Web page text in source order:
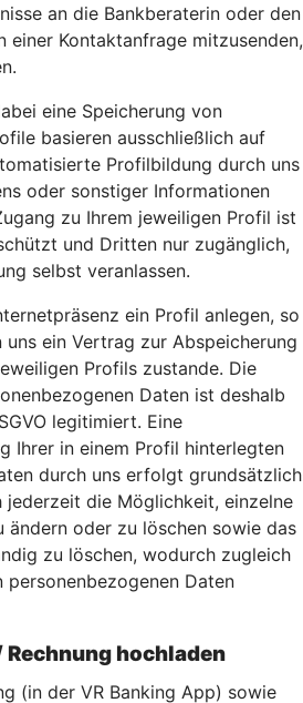
an die Bankberaterin oder den
einer Kontaktanfrage mitzusenden,
eine Speicherung von
basieren ausschließlich auf
Profilbildung durch uns
oder sonstiger Informationen
zu Ihrem jeweiligen Profil ist
und Dritten nur zugänglich,
selbst veranlassen.
ein Profil anlegen, so
ein Vertrag zur Abspeicherung
Profils zustande. Die
Daten ist deshalb
legitimiert. Eine
Ihrer in einem Profil hinterlegten
durch uns erfolgt grundsätzlich
jederzeit die Möglichkeit, einzelne
ändern oder zu löschen sowie das
zu löschen, wodurch zugleich
Daten
hochladen
(in der VR Banking App) sowie